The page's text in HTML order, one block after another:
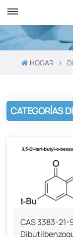
HOGAR
CATEGORÍAS
CAS 3383-21-